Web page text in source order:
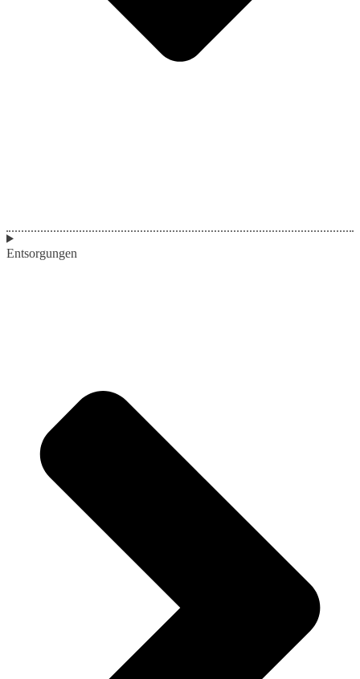
Entsorgungen